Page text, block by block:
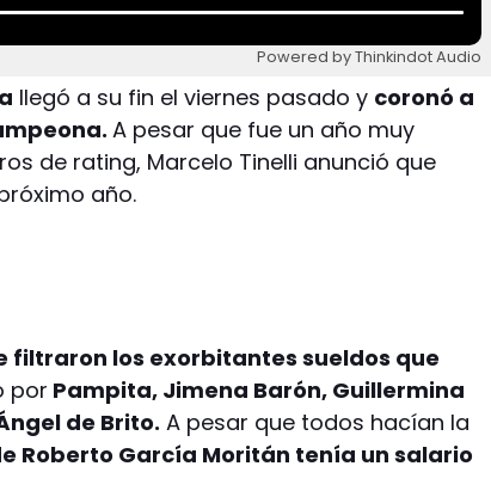
Powered by Thinkindot Audio
llegó a su fin el viernes pasado y coronó a
A pesar que fue un año muy
de rating, Marcelo Tinelli anunció que
año.
filtraron los exorbitantes sueldos que
por Pampita, Jimena Barón, Guillermina
de Brito. A pesar que todos hacían la
Roberto García Moritán tenía un salario